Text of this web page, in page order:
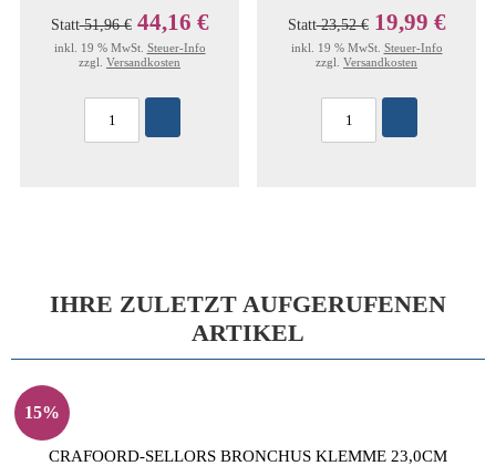
Statt51,96 € 44,16 €
inkl. 19 % MwSt. Steuer-Info
zzgl. Versandkosten
Statt23,52 € 19,99 €
inkl. 19 % MwSt. Steuer-Info
zzgl. Versandkosten
IHRE ZULETZT AUFGERUFENEN
ARTIKEL
15%
CRAFOORD-SELLORS BRONCHUS KLEMME 23,0CM